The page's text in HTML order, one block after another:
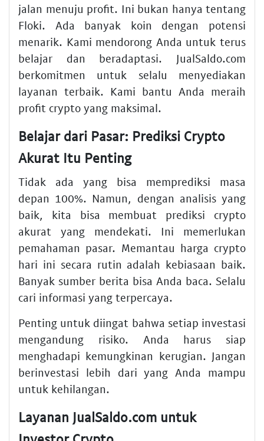
jalan menuju profit. Ini bukan hanya tentang
Floki. Ada banyak koin dengan potensi
menarik. Kami mendorong Anda untuk terus
belajar dan beradaptasi. JualSaldo.com
berkomitmen untuk selalu menyediakan
layanan terbaik. Kami bantu Anda meraih
profit crypto yang maksimal.
Belajar dari Pasar: Prediksi Crypto
Akurat Itu Penting
Tidak ada yang bisa memprediksi masa
depan 100%. Namun, dengan analisis yang
baik, kita bisa membuat prediksi crypto
akurat yang mendekati. Ini memerlukan
pemahaman pasar. Memantau harga crypto
hari ini secara rutin adalah kebiasaan baik.
Banyak sumber berita bisa Anda baca. Selalu
cari informasi yang terpercaya.
Penting untuk diingat bahwa setiap investasi
mengandung risiko. Anda harus siap
menghadapi kemungkinan kerugian. Jangan
berinvestasi lebih dari yang Anda mampu
untuk kehilangan.
Layanan JualSaldo.com untuk